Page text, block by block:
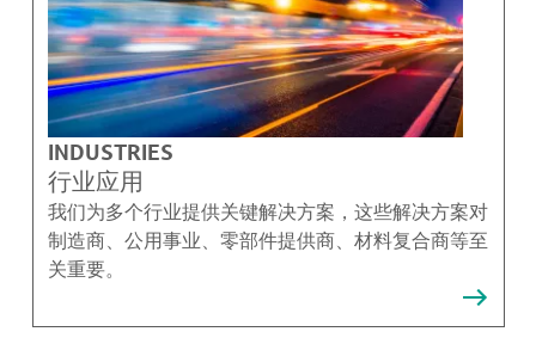
INDUSTRIES
行业应用
我们为多个行业提供关键解决方案，这些解决方案对
制造商、公用事业、零部件提供商、材料复合商等至
关重要。